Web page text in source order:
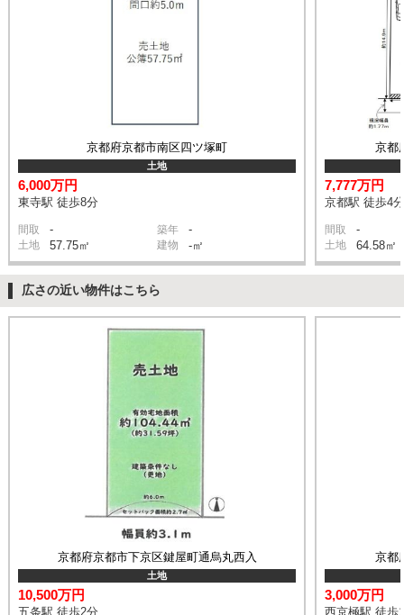
京都府京都市南区四ツ塚町
土地
6,000万円
東寺駅 徒歩8分
間取 - 築年 -
土地 57.75㎡ 建物 -㎡
京都
7,777万円
京都駅 徒歩4分
間取 -
土地 64.58㎡
広さの近い物件はこちら
京都府京都市下京区鍵屋町通烏丸西入
土地
10,500万円
五条駅 徒歩2分
京都
3,000万円
西京極駅 徒歩